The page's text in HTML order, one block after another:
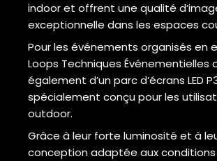
indoor et offrent une qualité
exceptionnelle dans les espaces
Pour les événements organisés en
Loops Techniques Événementielles
également d’un parc d’écrans LED
spécialement conçu pour les
outdoor.
Grâce à leur forte luminosité et à
conception adaptée aux conditions